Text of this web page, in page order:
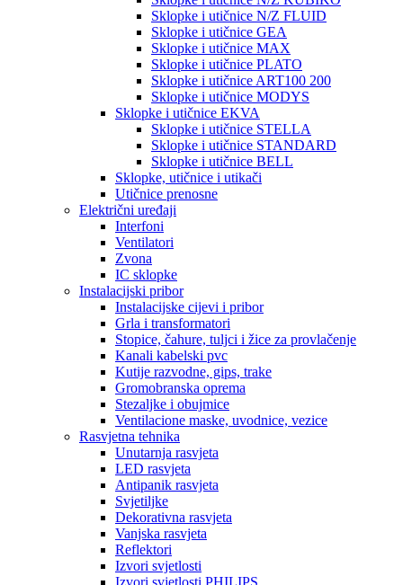
Sklopke i utičnice N/Z FLUID
Sklopke i utičnice GEA
Sklopke i utičnice MAX
Sklopke i utičnice PLATO
Sklopke i utičnice ART100 200
Sklopke i utičnice MODYS
Sklopke i utičnice EKVA
Sklopke i utičnice STELLA
Sklopke i utičnice STANDARD
Sklopke i utičnice BELL
Sklopke, utičnice i utikači
Utičnice prenosne
Električni uređaji
Interfoni
Ventilatori
Zvona
IC sklopke
Instalacijski pribor
Instalacijske cijevi i pribor
Grla i transformatori
Stopice, čahure, tuljci i žice za provlačenje
Kanali kabelski pvc
Kutije razvodne, gips, trake
Gromobranska oprema
Stezaljke i obujmice
Ventilacione maske, uvodnice, vezice
Rasvjetna tehnika
Unutarnja rasvjeta
LED rasvjeta
Antipanik rasvjeta
Svjetiljke
Dekorativna rasvjeta
Vanjska rasvjeta
Reflektori
Izvori svjetlosti
Izvori svjetlosti PHILIPS